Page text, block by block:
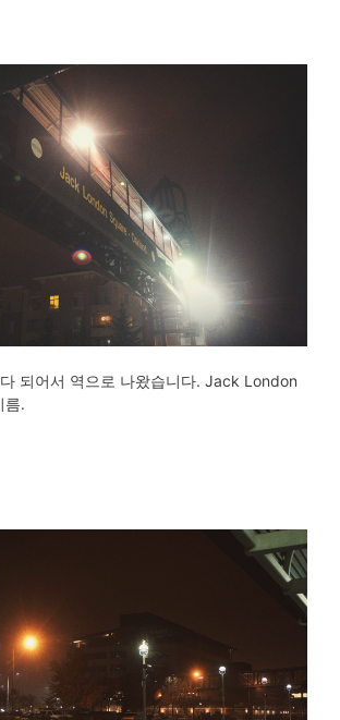
되어서 역으로 나왔습니다. Jack London
름.